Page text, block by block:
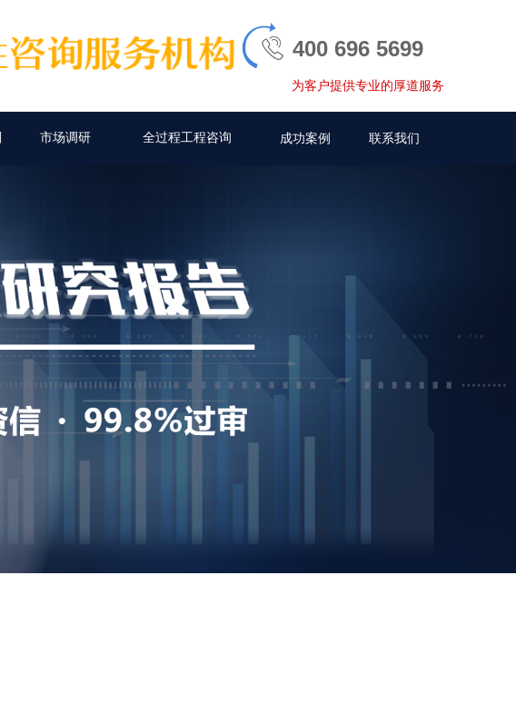
为客户提供专业的厚道服务
400 696 5699
市场调研 全过程工程咨询 成功案例 联系我们